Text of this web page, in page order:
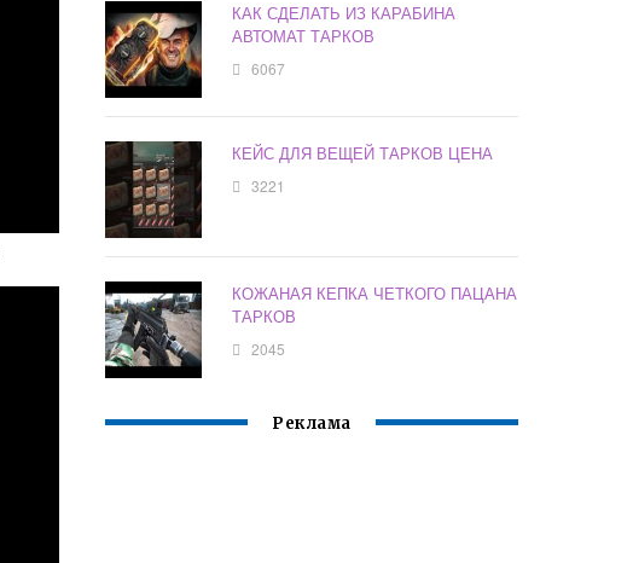
КАК СДЕЛАТЬ ИЗ КАРАБИНА
АВТОМАТ ТАРКОВ
6067
КЕЙС ДЛЯ ВЕЩЕЙ ТАРКОВ ЦЕНА
3221
КОЖАНАЯ КЕПКА ЧЕТКОГО ПАЦАНА
ТАРКОВ
2045
Реклама